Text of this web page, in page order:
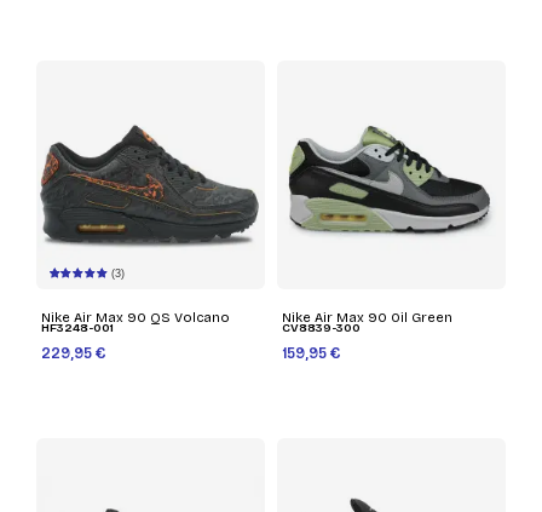
(3)
Nike Air Max 90 QS Volcano
HF3248-001
229,95 €
Nike Air Max 90 Oil Green
CV8839-300
159,95 €